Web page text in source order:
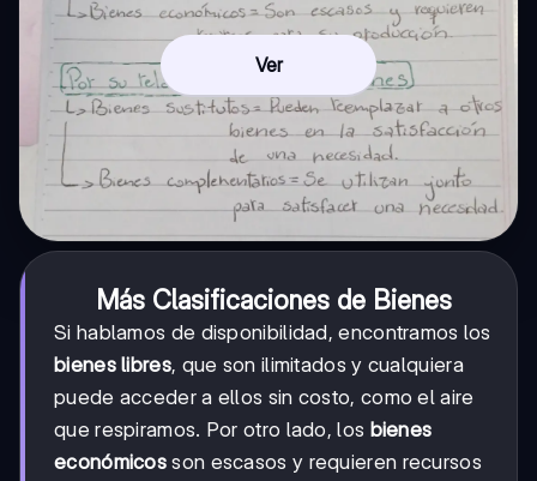
Ver
Más Clasificaciones de Bienes
Si hablamos de disponibilidad, encontramos los
bienes libres, que son ilimitados y cualquiera
puede acceder a ellos sin costo, como el aire
que respiramos. Por otro lado, los bienes
económicos son escasos y requieren recursos